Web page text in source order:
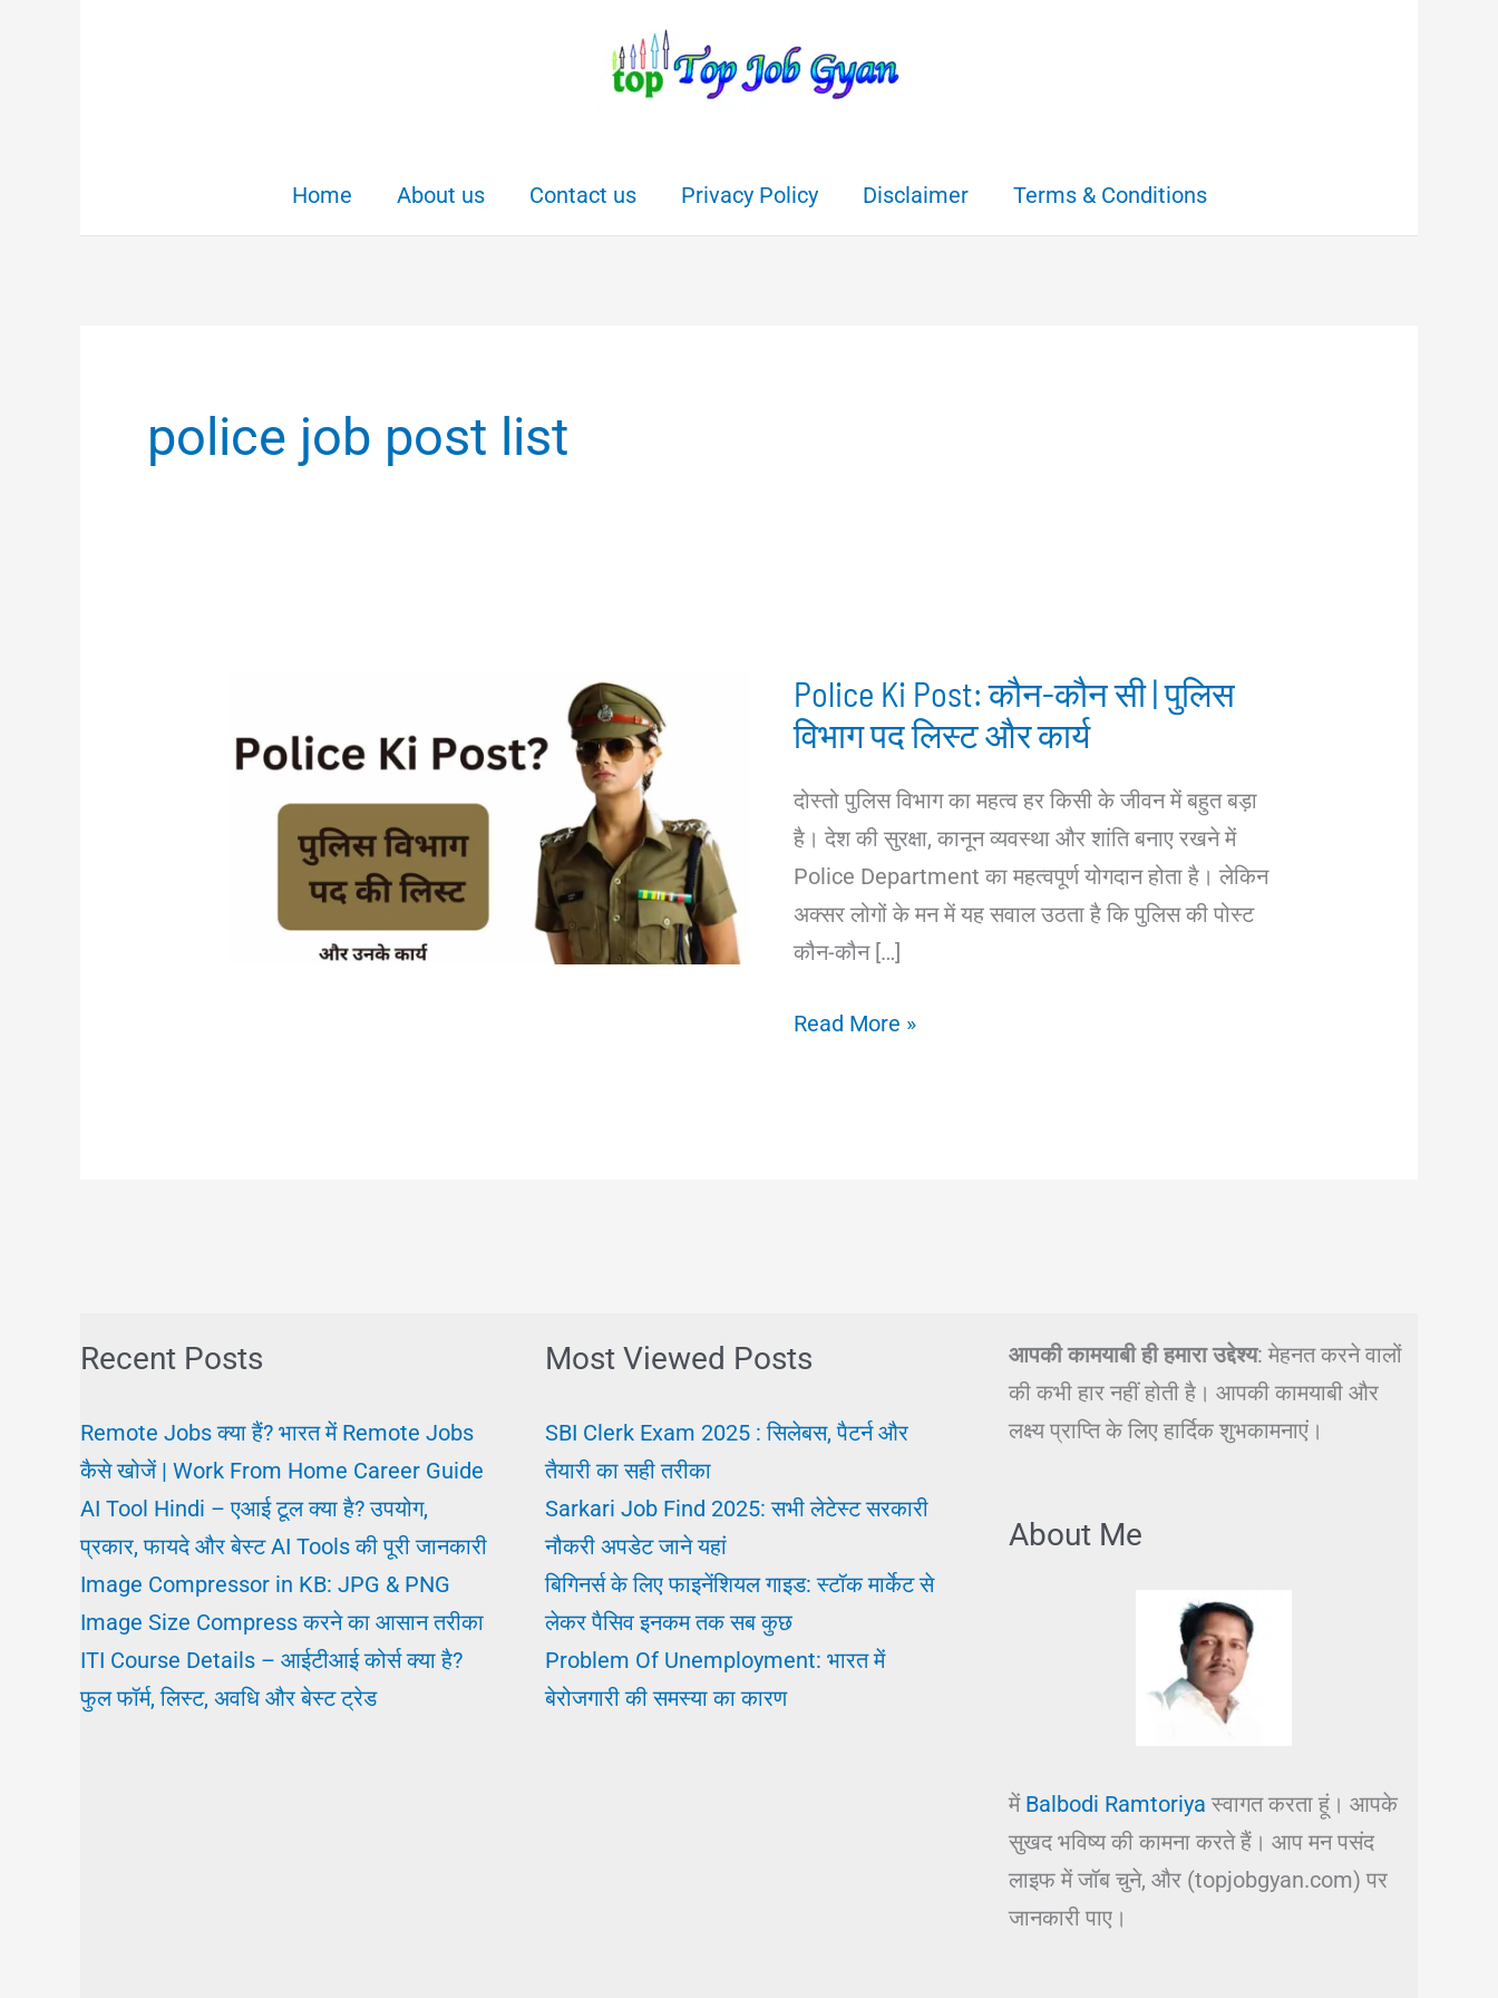
Home About us Contact us Privacy Policy Disclaimer Terms & Conditions
police job post list
Police Ki Post: कौन-कौन सी | पुलिस
विभाग पद लिस्ट और कार्य
दोस्तो पुलिस विभाग का महत्व हर किसी के जीवन में बहुत बड़ा
है। देश की सुरक्षा, कानून व्यवस्था और शांति बनाए रखने में
Police Department का महत्वपूर्ण योगदान होता है। लेकिन
अक्सर लोगों के मन में यह सवाल उठता है कि पुलिस की पोस्ट
कौन-कौन […]
Police
पद
और
Read More »
Recent Posts
Remote Jobs क्या हैं? भारत में Remote Jobs
कैसे खोजें | Work From Home Career Guide
AI Tool Hindi – एआई टूल क्या है? उपयोग,
प्रकार, फायदे और बेस्ट AI Tools की पूरी जानकारी
Image Compressor in KB: JPG & PNG
Image Size Compress करने का आसान तरीका
ITI Course Details – आईटीआई कोर्स क्या है?
फुल फॉर्म, लिस्ट, अवधि और बेस्ट ट्रेड
Most Viewed Posts
SBI Clerk Exam 2025 : सिलेबस, पैटर्न और
तैयारी का सही तरीका
Sarkari Job Find 2025: सभी लेटेस्ट सरकारी
नौकरी अपडेट जाने यहां
बिगिनर्स के लिए फाइनेंशियल गाइड: स्टॉक मार्केट से
लेकर पैसिव इनकम तक सब कुछ
Problem Of Unemployment: भारत में
बेरोजगारी की समस्या का कारण
आपकी कामयाबी ही हमारा उद्देश्य: मेहनत करने वालों
की कभी हार नहीं होती है। आपकी कामयाबी और
लक्ष्य प्राप्ति के लिए हार्दिक शुभकामनाएं।
About Me
में Balbodi Ramtoriya स्वागत करता हूं। आपके
सुखद भविष्य की कामना करते हैं। आप मन पसंद
लाइफ में जॉब चुने, और (topjobgyan.com) पर
जानकारी पाए।